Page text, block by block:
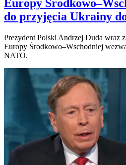
Europy
do przyjęcia Ukrainy
Prezydent Polski Andrzej Duda wraz
Europy Środkowo–Wschodniej
NATO.